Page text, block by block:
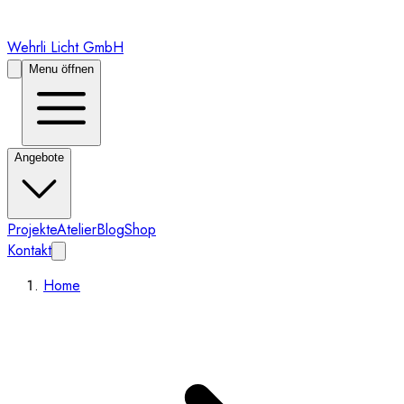
Wehrli Licht GmbH
Menu öffnen
Angebote
ProjekteAtelierBlogShop
Kontakt
Home